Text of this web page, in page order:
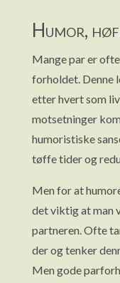
Humor,
Mange par er
forholdet. Denne
etter hvert som
motsetninger
humoristiske
tøffe tider og
Men for at
det viktig at man
partneren. Ofte
der og tenker
Men gode